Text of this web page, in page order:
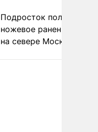
Подросток получил
ножевое ранение в
на севере Москвы